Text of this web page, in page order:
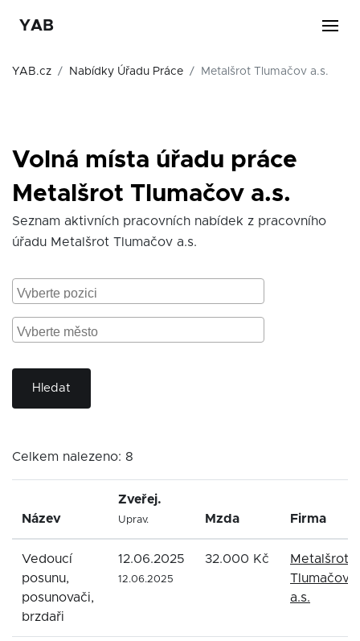
YAB
YAB.cz Nabídky Úřadu Práce Metalšrot Tlumačov a.s.
Volná místa úřadu práce
Metalšrot Tlumačov a.s.
Seznam aktivních pracovních nabídek z pracovního
úřadu Metalšrot Tlumačov a.s.
Hledat
Celkem nalezeno: 8
Název
Zveřej.
Uprav. Mzda Firma
Vedoucí
posunu,
posunovači,
brzdaři
12.06.2025
12.06.2025
32.000 Kč
Metalšrot
Tlumačov
a.s.